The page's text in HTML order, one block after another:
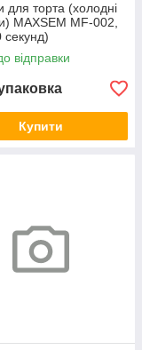
для торта (холодні
MAXSEM MF-002,
відправки
Купити